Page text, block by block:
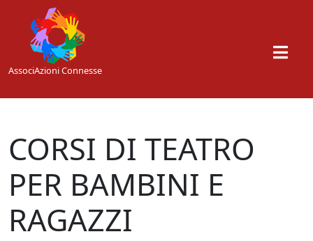
Skip to main content
AssociAzioni Connesse
CORSI DI TEATRO
PER BAMBINI E
RAGAZZI